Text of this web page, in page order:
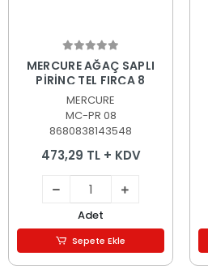
Sepete Ekle
MERCURE AĞAÇ SAPLI
PİRİNÇ TEL FIRÇA 8
MERCURE
MC-PR 08
8680838143548
473,29 TL + KDV
Adet
Sepete Ekle